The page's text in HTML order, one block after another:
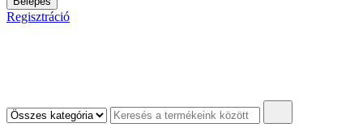
Regisztráció